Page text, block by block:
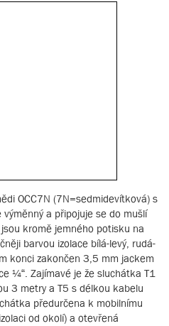
OCC7N (7N=sedmidevítková) s
a připojuje se do mušlí
kromě jemného potisku na
barvou izolace bílá-levý, rudá-
konci zakončen 3,5 mm jackem
¼“. Zajímavé je že sluchátka T1
3 metry a T5 s délkou kabelu
předurčena k mobilnímu
od okolí) a otevřená